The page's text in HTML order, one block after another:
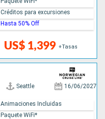
US$ 1,399 +Tasas
Créditos para excursiones
Hasta 50% Off
Seattle 16/06/2027
Animaciones Incluidas
Paquete WiFi*